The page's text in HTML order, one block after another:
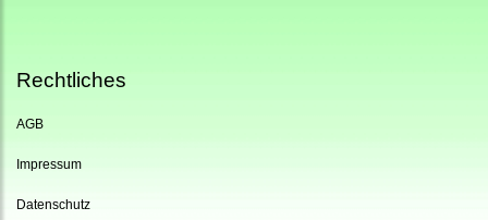
Rechtliches
AGB
Impressum
Datenschutz